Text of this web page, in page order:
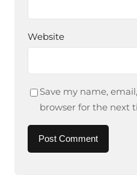
Website
Save my name,
browser for the next